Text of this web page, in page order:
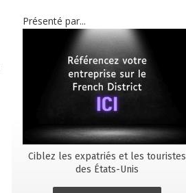
Présenté par...
Ciblez les expatriés et les touristes
des États-Unis